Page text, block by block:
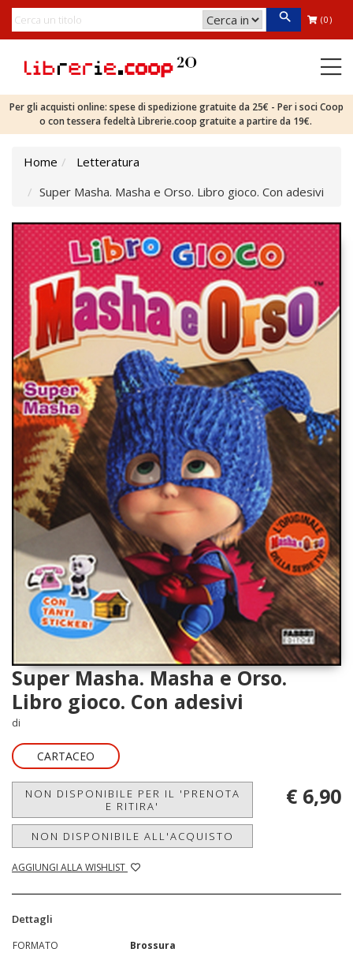
(0)
Per gli acquisti online: spese di spedizione gratuite da 25€ - Per i soci Coop
o con tessera fedeltà Librerie.coop gratuite a partire da 19€.
Home
Letteratura
Super Masha. Masha e Orso. Libro gioco. Con adesivi
Super Masha. Masha e Orso.
Libro gioco. Con adesivi
di
CARTACEO
NON DISPONIBILE PER IL 'PRENOTA
E RITIRA'
NON DISPONIBILE ALL'ACQUISTO
AGGIUNGI ALLA WISHLIST
€ 6,90
Dettagli
FORMATO
Brossura